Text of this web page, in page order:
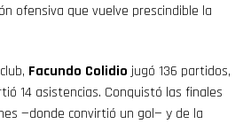
ofensiva que vuelve prescindible la
Facundo Colidio jugó 136 partidos,
14 asistencias. Conquistó las finales
—donde convirtió un gol— y de la